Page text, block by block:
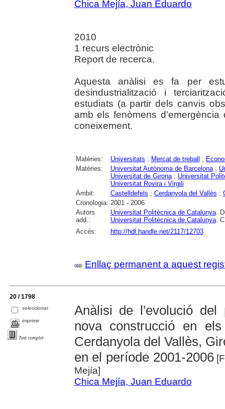
Chica Mejía, Juan Eduardo
2010
1 recurs electrònic
Report de recerca.
Aquesta anàlisi es fa per
desindustrialització i
estudiats (a partir dels canvis
amb els fenòmens
coneixement.
Matèries: Universitats ; Mercat de treball ;
Matèries:
Universitat Autònoma de Barcelona;
Universitat de Girona; Universitat
Universitat Rovira i Virgili
Àmbit:
Castelldefels ; Cerdanyola del Vallès ;
Cronologia: 2001 - 2006
Autors
add.:
Universitat Politècnica de Catalunya.
Universitat Politècnica de Catalunya.
Accés:
http://hdl.handle.net/2117/12703
Enllaç permanent a aquest
20 / 1798
seleccionar
imprimir
Text complet
Anàlisi de l'evolució del
nova construcció en
Cerdanyola del Vallès,
en el període 2001-2006
Mejía]
Chica Mejía, Juan Eduardo